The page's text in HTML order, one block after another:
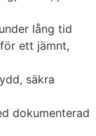
lång tid
ett jämnt,
säkra
dokumenterad